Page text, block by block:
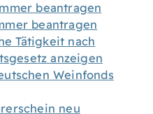
beantragen
beantragen
Tätigkeit nach
anzeigen
Weinfonds
neu